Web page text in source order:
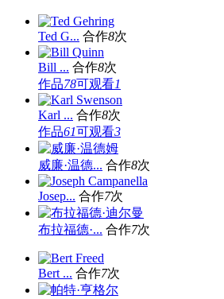
Ted G... 合作8次
Bill ... 合作8次
作品78可观看1
Karl ... 合作8次
作品61可观看3
威廉·温德... 合作8次
Josep... 合作7次
布拉福德·... 合作7次
Bert ... 合作7次